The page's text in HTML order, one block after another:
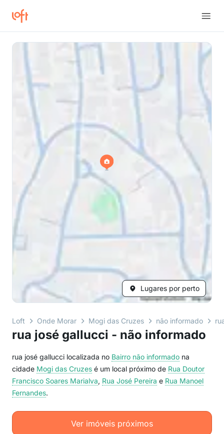
Lugares por perto
Loft Onde Morar Mogi das Cruzes não informado
rua josé gallucci - não informado
rua josé gallucci localizada no Bairro não informado na
cidade Mogi das Cruzes é um local próximo de Rua Doutor
Francisco Soares Marialva, Rua José Pereira e Rua Manoel
Fernandes.
Ver imóveis próximos